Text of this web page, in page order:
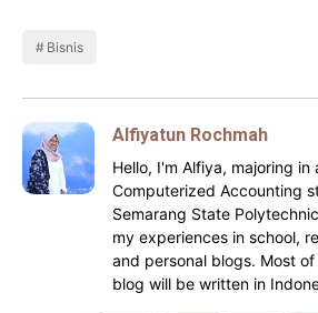
Bisnis
Alfiyatun Rochmah
Hello, I'm Alfiya, majoring
Computerized Accounting
Semarang State
my experiences in school,
and personal blogs. Most
blog will be written in